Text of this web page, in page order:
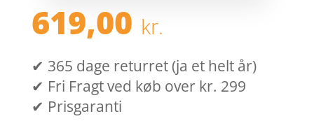
619,00 kr.
✔ 365 dage returret (ja et helt år)
✔ Fri Fragt ved køb over kr. 299
✔ Prisgaranti